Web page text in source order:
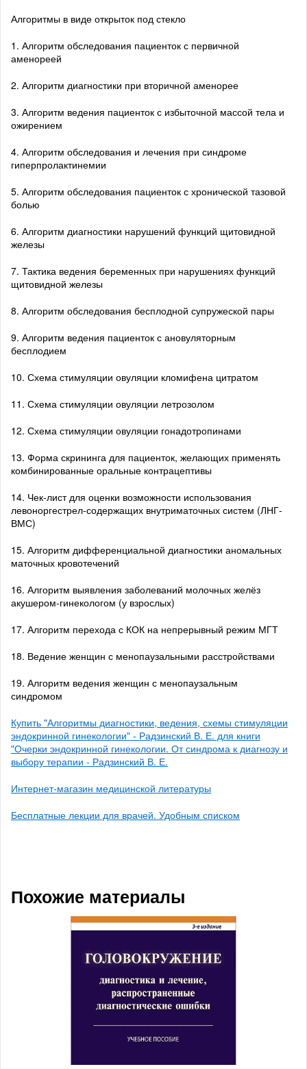
Алгоритмы в виде открыток под стекло
1. Алгоритм обследования пациенток с первичной
аменореей
2. Алгоритм диагностики при вторичной аменорее
3. Алгоритм ведения пациенток с избыточной массой тела и
ожирением
4. Алгоритм обследования и лечения при синдроме
гиперпролактинемии
5. Алгоритм обследования пациенток с хронической тазовой
болью
6. Алгоритм диагностики нарушений функций щитовидной
железы
7. Тактика ведения беременных при нарушениях функций
щитовидной железы
8. Алгоритм обследования бесплодной супружеской пары
9. Алгоритм ведения пациенток с ановуляторным
бесплодием
10. Схема стимуляции овуляции кломифена цитратом
11. Схема стимуляции овуляции летрозолом
12. Схема стимуляции овуляции гонадотропинами
13. Форма скрининга для пациенток, желающих применять
комбинированные оральные контрацептивы
14. Чек-лист для оценки возможности использования
левоноргестрел-содержащих внутриматочных систем (ЛНГ-
ВМС)
15. Алгоритм дифференциальной диагностики аномальных
маточных кровотечений
16. Алгоритм выявления заболеваний молочных желёз
акушером-гинекологом (у взрослых)
17. Алгоритм перехода с КОК на непрерывный режим МГТ
18. Ведение женщин с менопаузальными расстройствами
19. Алгоритм ведения женщин с менопаузальным
синдромом
Купить "Алгоритмы диагностики, ведения, схемы стимуляции
эндокринной гинекологии" - Радзинский В. Е. для книги
"Очерки эндокринной гинекологии. От синдрома к диагнозу и
выбору терапии - Радзинский В. Е.
Интернет-магазин медицинской литературы
Бесплатные лекции для врачей. Удобным списком
Похожие материалы